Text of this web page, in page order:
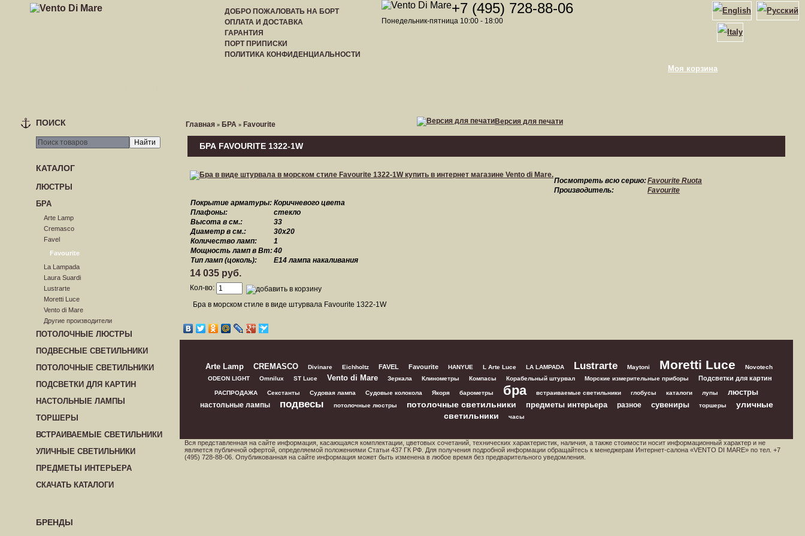
ДОБРО ПОЖАЛОВАТЬ НА БОРТ
ОПЛАТА И ДОСТАВКА
ГАРАНТИЯ
ПОРТ ПРИПИСКИ
ПОЛИТИКА КОНФИДЕНЦИАЛЬНОСТИ
+7 (495) 728-88-06
Понедельник-пятница 10:00 - 18:00
Моя корзина
ПОИСК
КАТАЛОГ
ЛЮСТРЫ
БРА
Arte Lamp
Cremasco
Favel
Favourite
La Lampada
Laura Suardi
Lustrarte
Moretti Luce
Vento di Mare
Другие производители
ПОТОЛОЧНЫЕ ЛЮСТРЫ
ПОДВЕСНЫЕ СВЕТИЛЬНИКИ
ПОТОЛОЧНЫЕ СВЕТИЛЬНИКИ
ПОДСВЕТКИ ДЛЯ КАРТИН
НАСТОЛЬНЫЕ ЛАМПЫ
ТОРШЕРЫ
ВСТРАИВАЕМЫЕ СВЕТИЛЬНИКИ
УЛИЧНЫЕ СВЕТИЛЬНИКИ
ПРЕДМЕТЫ ИНТЕРЬЕРА
СКАЧАТЬ КАТАЛОГИ
БРЕНДЫ
Главная » БРА » Favourite Версия для печати
БРА FAVOURITE 1322-1W
Посмотреть всю серию:Favourite Ruota
Производитель:
Favourite
Покрытие арматуры: Коричневого цвета
Плафоны:
стекло
Высота в см.:
33
Диаметр в см.:
30x20
Количество ламп:
1
Мощность ламп в Вт:40
Тип ламп (цоколь):
E14 лампа накаливания
14 035 руб.
Кол-во:
Бра в морском стиле в виде штурвала Favourite 1322-1W
Arte Lamp CREMASCO Divinare Eichholtz FAVEL Favourite HANYUE L Arte Luce LA LAMPADA Lustrarte Maytoni Moretti Luce
Novotech
ODEON LIGHT
Omnilux ST Luce Vento di Mare Зеркала Клинометры Компасы Корабельный штурвал Морские измерительные приборы Подсветки для картин
РАСПРОДАЖА Секстанты Судовая лампа Судовые колокола Якоря барометры бра встраиваемые светильники глобусы каталоги лупы люстры
настольные лампы подвесы потолочные люстры потолочные светильники предметы интерьера разное сувениры торшеры
уличные
светильники
часы
Вся представленная на сайте информация, касающаяся комплектации, цветовых сочетаний, технических характеристик, наличия, а также стоимости носит информационный характер и не
является публичной офертой, определяемой положениями Статьи 437 ГК РФ. Для получения подробной информации обращайтесь к менеджерам Интернет-салона «VENTO DI MARE» по тел. +7
(495) 728-88-06. Опубликованная на сайте информация может быть изменена в любое время без предварительного уведомления.